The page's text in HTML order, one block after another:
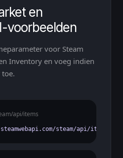
en
voorbeelden
voor Steam
Inventory en voeg indien
api/items
steam/api/